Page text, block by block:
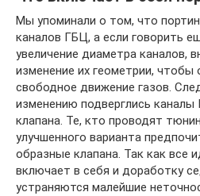
Мы упоминали о том, что
каналов ГБЦ, а если говорить
увеличение диаметра каналов,
изменение их геометрии, чтобы
свободное движение газов.
изменению подверглись
клапана. Те, кто проводят
улучшенного варианта
образные клапана. Так как все
включает в себя и доработку
устраняются малейшие